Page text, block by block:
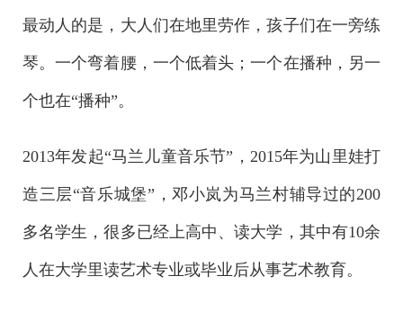
最动人的是，大人们在地里劳作，孩子们在一旁练
琴。一个弯着腰，一个低着头；一个在播种，另一
个也在“播种”。
2013年发起“马兰儿童音乐节”，2015年为山里娃打
造三层“音乐城堡”，邓小岚为马兰村辅导过的200
多名学生，很多已经上高中、读大学，其中有10余
人在大学里读艺术专业或毕业后从事艺术教育。